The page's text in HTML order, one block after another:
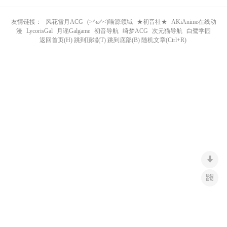
友情链接： 风花雪月ACG (>^ω^<)喵源领域 ★初音社★
AKiAnime在线动
漫
LycorisGal 月谣Galgame 初音导航 绮梦ACG 次元猫导航
白鹭学园
返回首页(H) 跳到顶端(T) 跳到底部(B) 随机文章(Ctrl+R)